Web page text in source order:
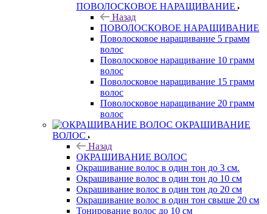
ПОВОЛОСКОВОЕ НАРАЩИВАНИЕ
Назад
ПОВОЛОСКОВОЕ НАРАЩИВАНИЕ
Поволосковое наращивание 5 грамм
волос
Поволосковое наращивание 10 грамм
волос
Поволосковое наращивание 15 грамм
волос
Поволосковое наращивание 20 грамм
волос
ОКРАШИВАНИЕ
ВОЛОС
Назад
ОКРАШИВАНИЕ ВОЛОС
Окрашивание волос в один тон до 3 см.
Окрашивание волос в один тон до 10 см
Окрашивание волос в один тон до 20 см
Окрашивание волос в один тон свыше 20 см
Тонирование волос до 10 см